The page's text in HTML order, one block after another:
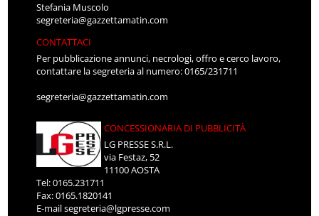
Stefania Muscolo
segreteria@gazzettamatin.com
CONTATTACI
Per pubblicazione annunci, necrologi, offro e cerco lavoro,
contattare la segreteria al numero: 0165/231711
segreteria@gazzettamatin.com
CONCESSIONARIA DI PUBBLICITÀ
LG PRESSE S.R.L.
via Festaz, 52
11100 AOSTA
Tel: 0165.231711
Fax: 0165.1820141
E-mailsegreteria@lgpresse.com